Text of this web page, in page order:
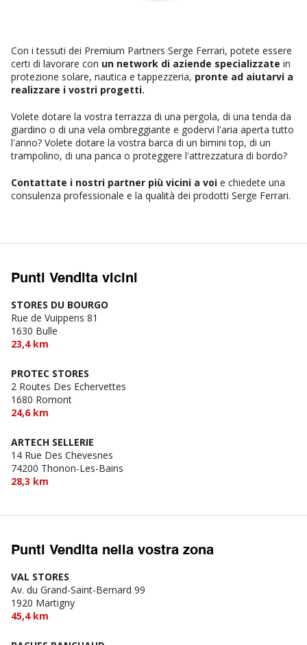
Con i tessuti dei Premium Partners Serge Ferrari, potete essere
certi di lavorare con un network di aziende specializzate in
protezione solare, nautica e tappezzeria, pronte ad aiutarvi a
realizzare i vostri progetti.
Volete dotare la vostra terrazza di una pergola, di una tenda da
giardino o di una vela ombreggiante e godervi l'aria aperta tutto
l'anno? Volete dotare la vostra barca di un bimini top, di un
trampolino, di una panca o proteggere l'attrezzatura di bordo?
Contattate i nostri partner più vicini a voi e chiedete una
consulenza professionale e la qualità dei prodotti Serge Ferrari.
Punti Vendita vicini
STORES DU BOURGO
Rue de Vuippens 81
1630 Bulle
23,4 km
PROTEC STORES
2 Routes Des Echervettes
1680 Romont
24,6 km
ARTECH SELLERIE
14 Rue Des Chevesnes
74200 Thonon-Les-Bains
28,3 km
Punti Vendita nella vostra zona
VAL STORES
Av. du Grand-Saint-Bernard 99
1920 Martigny
45,4 km